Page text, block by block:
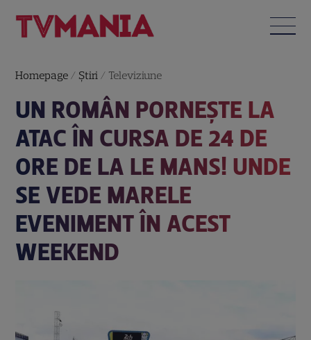
Homepage / Știri / Televiziune
UN ROMÂN PORNEȘTE LA
ATAC ÎN CURSA DE 24 DE
ORE DE LA LE MANS! UNDE
SE VEDE MARELE
EVENIMENT ÎN ACEST
WEEKEND